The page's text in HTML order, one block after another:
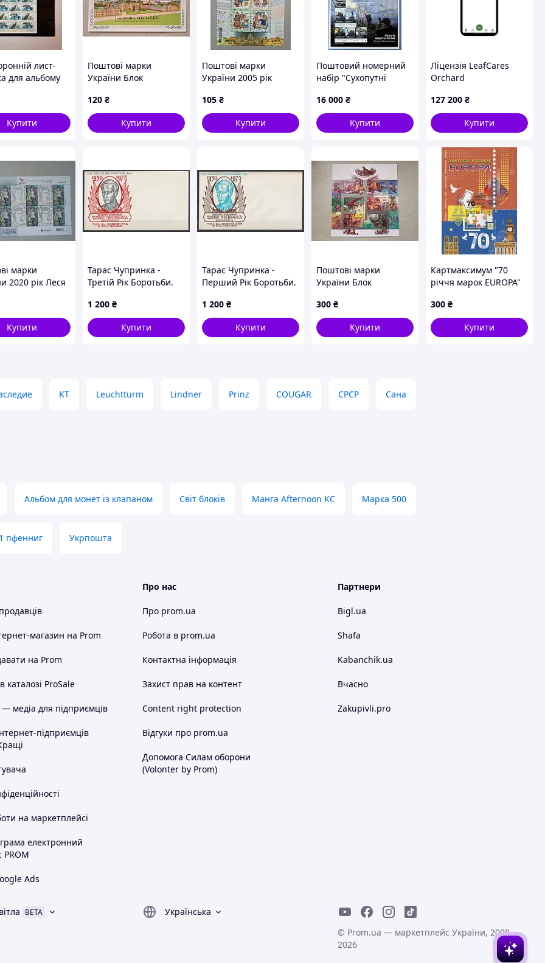
лист-
для альбому
28 × 22
Купити
Поштові марки
України Блок
технічному
університету України
100 років 1998 рік
120 ₴
Купити
Поштові марки
України 2005 рік
одяг
105 ₴
Купити
Поштовий номерний
набір "Сухопутні
Головнокомандувача
ЗСУ
16 000 ₴
Купити
Ліцензія LeafCares
Orchard
127 200 ₴
Купити
марки
2020 рік Леся
і Куць
Купити
Тарас Чупринка -
Третій Рік Боротьби.
Поштовий конверт.
1 200 ₴
Купити
Тарас Чупринка -
Перший Рік Боротьби.
Поштовий конверт.
1 200 ₴
Купити
Поштові марки
України Блок
України 1999 рік
300 ₴
Купити
Картмаксимум "70
річчя марок EUROPA"
300 ₴
Купити
KT Leuchtturm Lindner Prinz COUGAR СРСР Сана
Альбом для монет із клапаном Світ блоків Манга Afternoon KC Марка 500
пфенниг Укрпошта
магазин на Prom
на Prom
каталозі ProSale
медіа для підприємців
підприємців
на маркетплейсі
електронний
PROM
Ads
Про нас
Про prom.ua
Робота в prom.ua
Контактна інформація
Захист прав на контент
Content right protection
Відгуки про prom.ua
Допомога Силам оборони
(Volonter by Prom)
Партнери
Bigl.ua
Shafa
Kabanchik.ua
Вчасно
Zakupivli.pro
BETA
Українська
© Prom.ua — маркетплейс України, 2008-
2026